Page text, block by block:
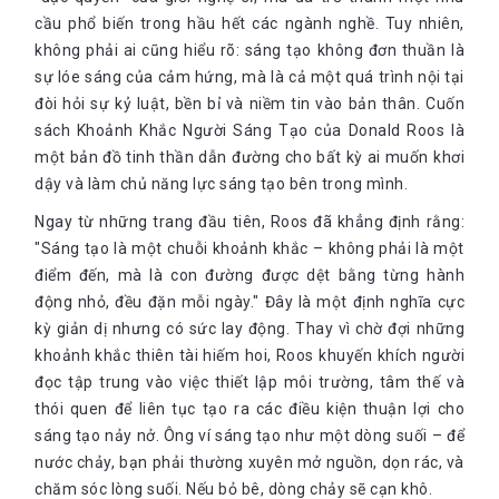
Bạn có khả năng tự thực hiện ý tưởng không? Nếu có, hãy tiếp
tục. Nếu không, bạn có thể tập hợp những người có kỹ năng
cần thiết, những người sẵn sàng dành thời gian cho dự án và
tâm huyết với nó như bạn không? Nếu câu trả lời vẫn là
“không”, bạn có thể thay đổi ý tưởng và dự án như thế nào để
có thể thực hiện một mình?
Bạn có thị trường không (và đó là thị trường nào) ?
trọng là bạn cần biết mình sẽ thực hiện dự án cho ai khác
ngoài bản thân. Sau đó, hãy nghĩ xem họ có thật sự trân trọng
thứ bạn định tạo ra không?
Dự án có thú vị không?
Câu hỏi cuối cùng này còn quan trọng hơn câu hỏi đầu tiên. Dù
đam mê của bạn lớn đến đâu, dự án phù hợp với hashtag của
bạn đến mức nào, cá nhân bạn cần sản phẩm này nhiều bao
nhiêu hay thị trường dành cho nó rộng lớn ra sao, dự án của
bạn cũng cần thú vị. Nếu không thể tận hưởng quá trình thực
hiện dự án, bạn sẽ sớm bị kẹt trong lối mòn. Khi đó, dự án sẽ
tiêu tốn rất nhiều thời gian và năng lượng của bạn. Tốt hơn là
cầu phổ biến trong hầu hết các ngành nghề. Tuy nhiên,
không phải ai cũng hiểu rõ: sáng tạo không đơn thuần là
sự lóe sáng của cảm hứng, mà là cả một quá trình nội tại
đòi hỏi sự kỷ luật, bền bỉ và niềm tin vào bản thân. Cuốn
sách Khoảnh Khắc Người Sáng Tạo của Donald Roos là
một bản đồ tinh thần dẫn đường cho bất kỳ ai muốn khơi
dậy và làm chủ năng lực sáng tạo bên trong mình.
Ngay từ những trang đầu tiên, Roos đã khẳng định rằng:
"Sáng tạo là một chuỗi khoảnh khắc – không phải là một
điểm đến, mà là con đường được dệt bằng từng hành
động nhỏ, đều đặn mỗi ngày." Đây là một định nghĩa cực
kỳ giản dị nhưng có sức lay động. Thay vì chờ đợi những
khoảnh khắc thiên tài hiếm hoi, Roos khuyến khích người
đọc tập trung vào việc thiết lập môi trường, tâm thế và
thói quen để liên tục tạo ra các điều kiện thuận lợi cho
sáng tạo nảy nở. Ông ví sáng tạo như một dòng suối – để
nước chảy, bạn phải thường xuyên mở nguồn, dọn rác, và
chăm sóc lòng suối. Nếu bỏ bê, dòng chảy sẽ cạn khô.